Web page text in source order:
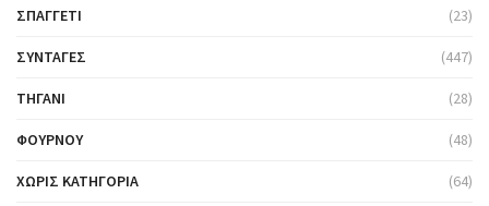
ΣΠΑΓΓΈΤΙ (23)
ΣΥΝΤΑΓΈΣ (447)
ΤΗΓΆΝΙ (28)
ΦΟΎΡΝΟΥ (48)
ΧΩΡΊΣ ΚΑΤΗΓΟΡΊΑ (64)